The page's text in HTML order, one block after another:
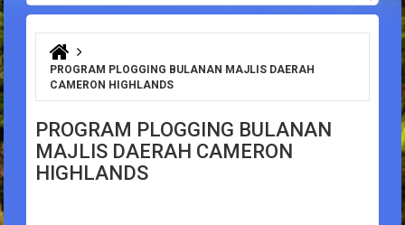
Search form
You are here
PROGRAM PLOGGING BULANAN MAJLIS DAERAH
CAMERON HIGHLANDS
PROGRAM PLOGGING BULANAN
MAJLIS DAERAH CAMERON
HIGHLANDS